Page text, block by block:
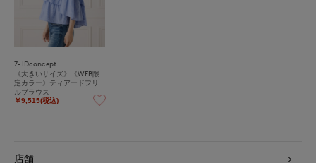
7-IDconcept.
《大きいサイズ》《WEB限
定カラー》ティアードフリ
ルブラウス
￥9,515(税込)
店舗